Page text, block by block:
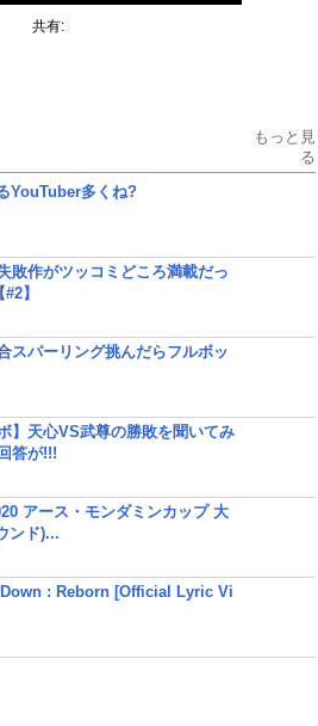
共有:
もっと見
る
YouTuber多くね?
敗作がツッコミどころ満載だっ
】
スパーリング挑んだらフルボッ
】天心VS武尊の勝敗を聞いてみ
答が!!!
アース・モンダミンカップ 大
ンド)...
: Reborn [Official Lyric Vi